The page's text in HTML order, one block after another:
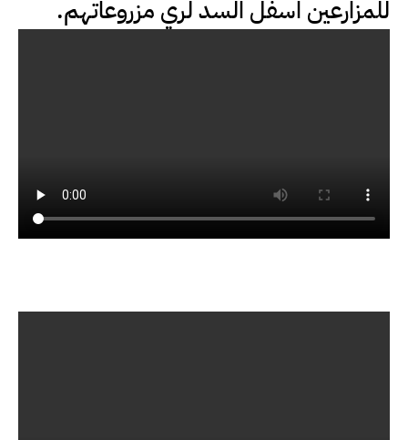
للمزارعين اسفل السد لري مزروعاتهم.